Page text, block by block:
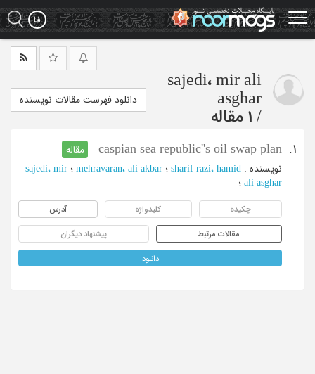
Skip
to
main
sajedi، mir ali
asghar
/ 1 مقاله
دانلود فهرست مقالات نویسنده
1.
caspian sea republic''s oil swap plan
مقاله
نویسنده : sharif razi، hamid ؛ mehravaran، ali akbar ؛ sajedi، mir
ali asghar ؛
چکیده کلیدواژه آدرس
مقالات مرتبط پیشنهاد دیگران
دانلود